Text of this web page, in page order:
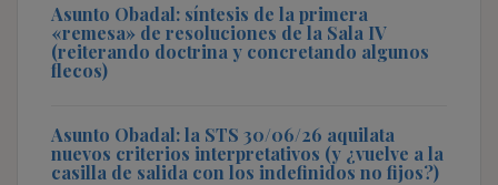
Asunto Obadal: síntesis de la primera
«remesa» de resoluciones de la Sala IV
(reiterando doctrina y concretando algunos
flecos)
Asunto Obadal: la STS 30/06/26 aquilata
nuevos criterios interpretativos (y ¿vuelve a la
casilla de salida con los indefinidos no fijos?)